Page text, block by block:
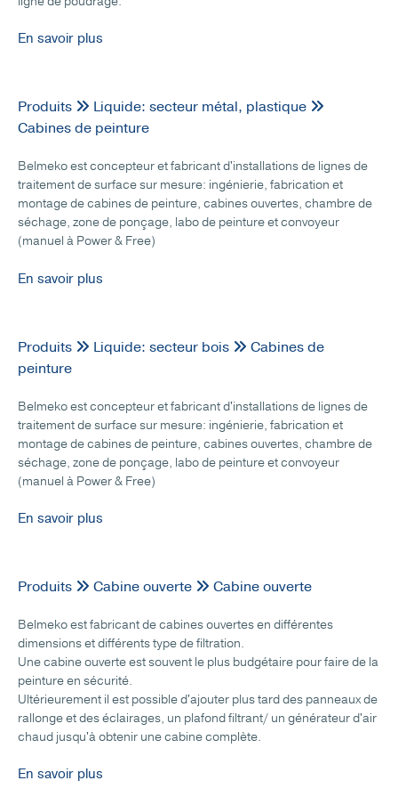
En savoir plus
Produits
Liquide: secteur métal, plastique
Cabines de peinture
Belmeko est concepteur et fabricant d'installations de lignes de
traitement de surface sur mesure: ingénierie, fabrication et
montage de cabines de peinture, cabines ouvertes, chambre de
séchage, zone de ponçage, labo de peinture et convoyeur
(manuel à Power & Free)
En savoir plus
Produits Liquide: secteur bois
Cabines de
peinture
Belmeko est concepteur et fabricant d'installations de lignes de
traitement de surface sur mesure: ingénierie, fabrication et
montage de cabines de peinture, cabines ouvertes, chambre de
séchage, zone de ponçage, labo de peinture et convoyeur
(manuel à Power & Free)
En savoir plus
Produits Cabine ouverte Cabine ouverte
Belmeko est fabricant de cabines ouvertes en différentes
dimensions et différents type de filtration.
Une cabine ouverte est souvent le plus budgétaire pour faire de la
peinture en sécurité.
Ultérieurement il est possible d'ajouter plus tard des panneaux de
rallonge et des éclairages, un plafond filtrant/ un générateur d'air
chaud jusqu'à obtenir une cabine complète.
En savoir plus